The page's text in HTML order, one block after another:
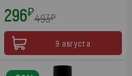
296₽493₽
9 августа